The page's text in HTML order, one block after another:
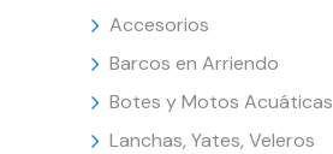
Accesorios
Barcos en Arriendo
Botes y Motos Acuáticas
Lanchas, Yates, Veleros